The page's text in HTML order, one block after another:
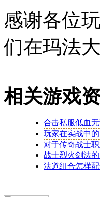
感谢各位
们在玛法
相关游戏
合击私服低血
玩家在实战中
对于传奇战士
战士烈火剑法
法道组合怎样